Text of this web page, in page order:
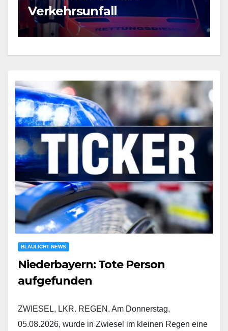
Verkehrsunfall
BLAULICHT NEWS
Niederbayern: Tote Person
aufgefunden
ZWIESEL, LKR. REGEN. Am Donnerstag,
05.08.2026, wurde in Zwiesel im kleinen Regen eine